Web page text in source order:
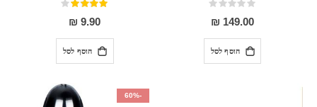
Rating:
0%
149.00 ₪
הוסף לסל
דירוג:
80%
9.90 ₪
הוסף לסל
-60%